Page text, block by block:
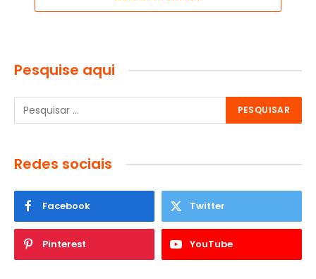
Pesquise aqui
Redes sociais
Facebook Twitter
Pinterest YouTube